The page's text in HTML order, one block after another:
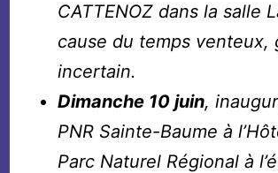
CATTENOZ dans la salle
cause du temps venteux,
incertain.
Dimanche 10 juin,
PNR Sainte-Baume à
Parc Naturel Régional à